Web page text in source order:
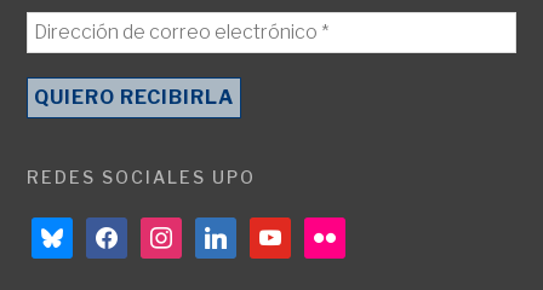
REDES SOCIALES UPO
blueskyfacebookinstagramlinkedinyoutubeflickr